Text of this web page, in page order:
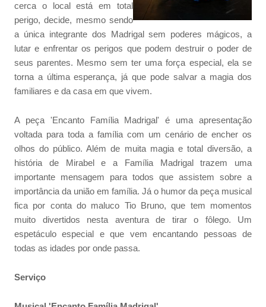
cerca o local está em total
perigo, decide, mesmo sendo
a única integrante dos Madrigal sem poderes mágicos, a
lutar e enfrentar os perigos que podem destruir o poder de
seus parentes. Mesmo sem ter uma força especial, ela se
torna a última esperança, já que pode salvar a magia dos
familiares e da casa em que vivem.
A peça 'Encanto Família Madrigal' é uma apresentação
voltada para toda a família com um cenário de encher os
olhos do público. Além de muita magia e total diversão, a
história de Mirabel e a Família Madrigal trazem uma
importante mensagem para todos que assistem sobre a
importância da união em família. Já o humor da peça musical
fica por conta do maluco Tio Bruno, que tem momentos
muito divertidos nesta aventura de tirar o fôlego. Um
espetáculo especial e que vem encantando pessoas de
todas as idades por onde passa.
Serviço